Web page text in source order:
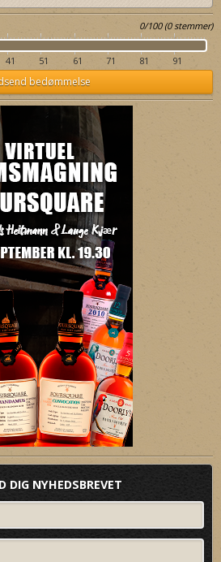
0/100(0stemmer)
41 51 61 71 81 91
bedømmelse
DIG NYHEDSBREVET